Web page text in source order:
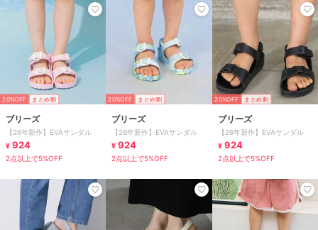
20%OFF まとめ割
ブリーズ
【26年新作】EVAサンダル
¥ 924
2点以上で5%OFF
20%OFF まとめ割
ブリーズ
【26年新作】EVAサンダル
¥ 924
2点以上で5%OFF
20%OFF まとめ割
ブリーズ
【26年新作】EVAサンダル
¥ 924
2点以上で5%OFF